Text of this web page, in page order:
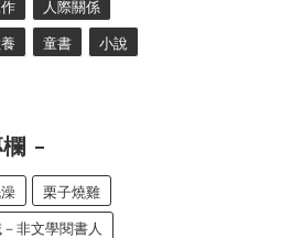
人際關係
童書 小說
栗子燒雞
－非文學閱書人